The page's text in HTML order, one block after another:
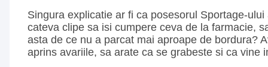
Singura explicatie ar fi ca posesorul Sportage-
cateva clipe sa isi cumpere ceva de la farmacie,
asta de ce nu a parcat mai aproape de bordura?
aprins avariile, sa arate ca se grabeste si ca vine